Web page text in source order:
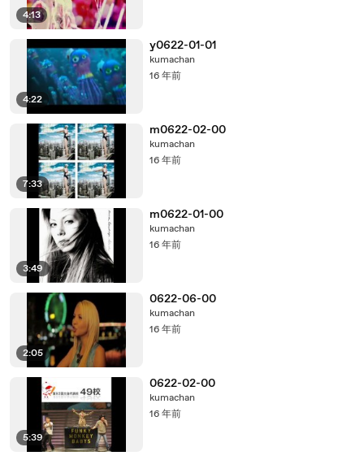
4:13
4:22
y0622-01-01
kumachan
16 年前
7:33
m0622-02-00
kumachan
16 年前
3:49
m0622-01-00
kumachan
16 年前
2:05
0622-06-00
kumachan
16 年前
5:39
0622-02-00
kumachan
16 年前